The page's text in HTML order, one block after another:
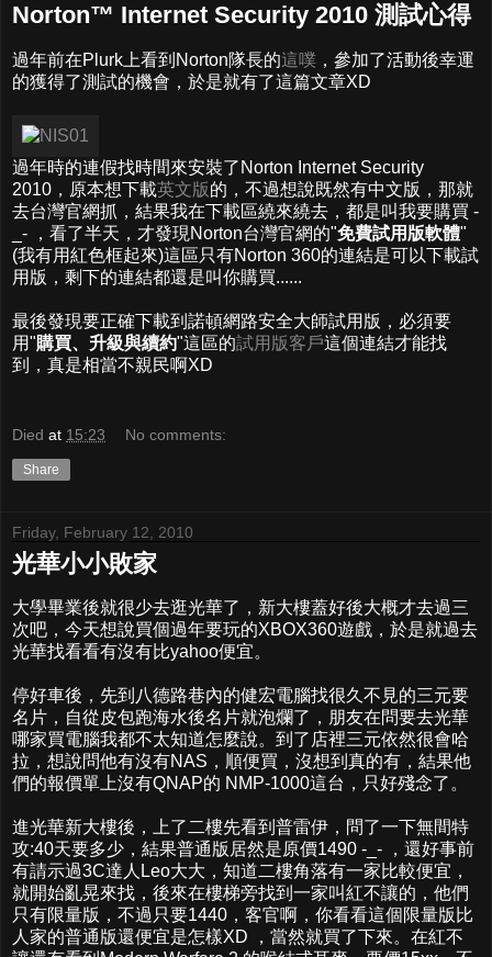
Norton™ Internet Security 2010 測試心得
過年前在Plurk上看到Norton隊長的這噗 ，參加了活動後幸運
的獲得了測試的機會，於是就有了這篇文章XD
過年時的連假找時間來安裝了Norton Internet Security
2010，原本想下載英文版的，不過想說既然有中文版，那就
去台灣官網抓，結果我在下載區繞來繞去，都是叫我要購買 -
_- ，看了半天，才發現Norton台灣官網的"免費試用版軟體"
(我有用紅色框起來)這區只有Norton 360的連結是可以下載試
用版，剩下的連結都還是叫你購買......
最後發現要正確下載到諾頓網路安全大師試用版，必須要
用"購買、升級與續約"這區的試用版客戶這個連結才能找
到，真是相當不親民啊XD
Died at 15:23 No comments:
Share
Friday, February 12, 2010
光華小小敗家
大學畢業後就很少去逛光華了，新大樓蓋好後大概才去過三
次吧，今天想說買個過年要玩的XBOX360遊戲，於是就過去
光華找看看有沒有比yahoo便宜。
停好車後，先到八德路巷內的健宏電腦找很久不見的三元要
名片，自從皮包跑海水後名片就泡爛了，朋友在問要去光華
哪家買電腦我都不太知道怎麼說。到了店裡三元依然很會哈
拉，想說問他有沒有NAS，順便買，沒想到真的有，結果他
們的報價單上沒有QNAP的 NMP-1000這台，只好殘念了。
進光華新大樓後，上了二樓先看到普雷伊，問了一下無間特
攻:40天要多少，結果普通版居然是原價1490 -_- ，還好事前
有請示過3C達人Leo大大，知道二樓角落有一家比較便宜，
就開始亂晃來找，後來在樓梯旁找到一家叫紅不讓的，他們
只有限量版，不過只要1440，客官啊，你看看這個限量版比
人家的普通版還便宜是怎樣XD ，當然就買了下來。在紅不